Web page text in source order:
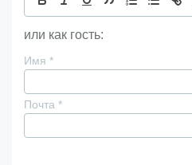
или как гость:
Имя *
Почта *